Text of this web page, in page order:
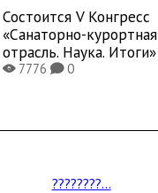
Состоится V Конгресс
«Санаторно-курортная
отрасль. Наука. Итоги»
X7776K0
????????...